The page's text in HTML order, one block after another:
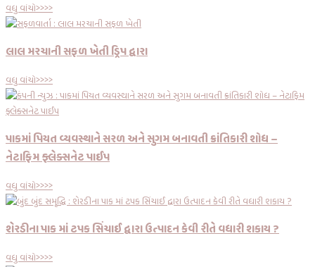
વધુ વાંચો>>>>
લાલ મરચાની સફળ ખેતી ડ્રિપ દ્વારા
વધુ વાંચો>>>>
પાકમાં પિયત વ્યવસ્થાને સરળ અને સુગમ બનાવતી ક્રાંતિકારી શોધ –
નેટાફિમ ફ્લેક્સનેટ પાઈપ
વધુ વાંચો>>>>
શેરડીના પાક માં ટપક સિંચાઈ દ્વારા ઉત્પાદન કેવી રીતે વધારી શકાય ?
વધુ વાંચો>>>>